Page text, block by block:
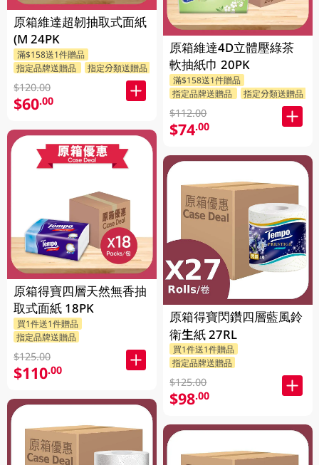
原箱維達超韌抽取式面紙
(M 24PK
滿$158送1件贈品
指定品牌送贈品
指定分類送贈品
$120.00
$60.00
原箱得寶四層天然無香抽
取式面紙 18PK
買1件送1件贈品
指定品牌送贈品
$125.00
$110.00
原箱維達4D立體壓綠茶
軟抽紙巾 20PK
滿$158送1件贈品
指定品牌送贈品
指定分類送贈品
$112.00
$74.00
原箱得寶閃鑽四層藍風鈴
衛生紙 27RL
買1件送1件贈品
指定品牌送贈品
$125.00
$98.00